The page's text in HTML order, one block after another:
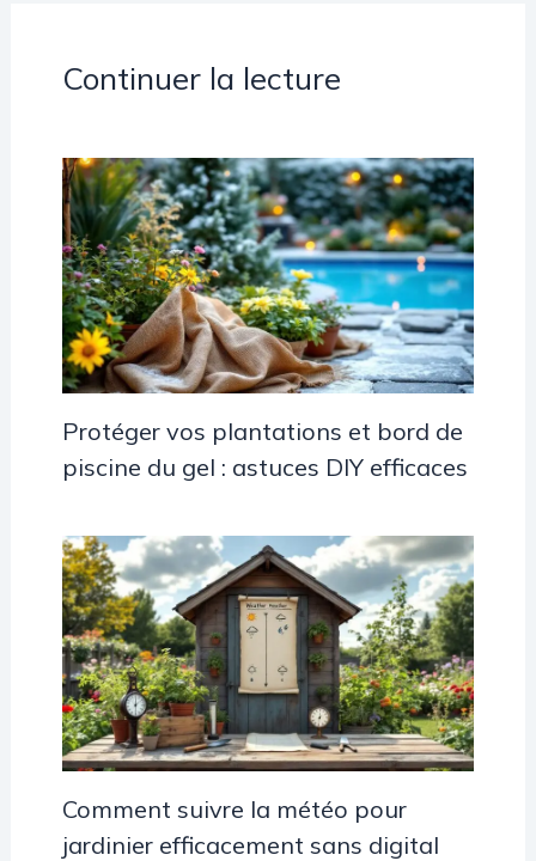
Continuer la lecture
Protéger vos plantations et bord de
piscine du gel : astuces DIY efficaces
Comment suivre la météo pour
jardinier efficacement sans digital